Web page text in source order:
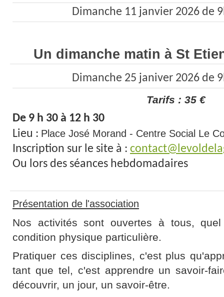
Dimanche 11 janvier 2026 de
Un dimanche matin à St
Dimanche 25 janiver 2026 de
Tarifs : 35 €
De 9 h 30 à 12 h 30
Lieu : Place José Morand - Centre Social Le
Inscription sur le site à :
Ou lors des séances hebdomadaires
Présentation de l'association
Nos activités sont ouvertes à tous,
condition physique particulière.
Pratiquer ces disciplines, c'est plus
tant que tel, c'est apprendre un savoir-
découvrir, un jour, un savoir-être.